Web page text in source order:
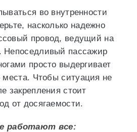
во внутренности
насколько надежно
провод, ведущий на
Непоседливый пассажир
просто выдергивает
места. Чтобы ситуация не
закрепления стоит
от досягаемости.
работают все: